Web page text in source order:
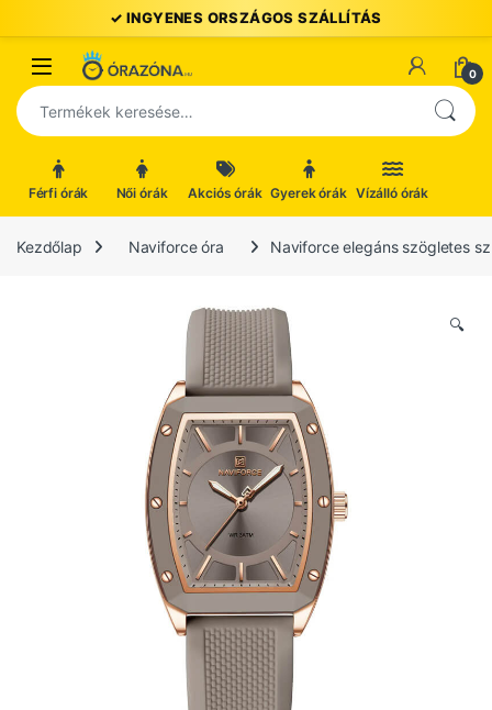
Ugrás a navigációhoz
Ugrás a tartalomhoz
Open 0
Keresés a következőre:
Férfi órák Női órák Akciós órák Gyerek órák Vízálló órák
Kezdőlap Naviforce óra Naviforce elegáns szögletes
🔍